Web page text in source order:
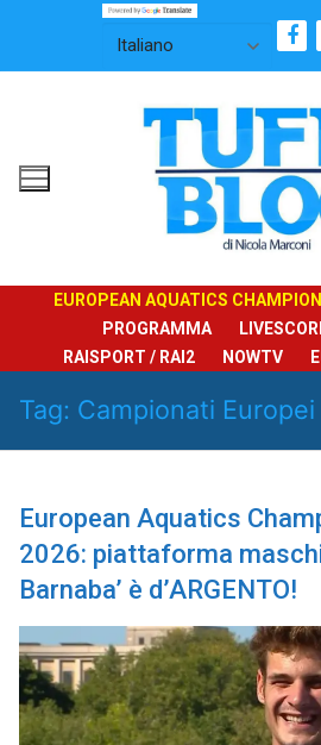
contenuto
EUROPEAN AQUATICS
PROGRAMMA
RAISPORT / RAI2
NOWTV
Tag: Campionati Europei
European Aquatics
2026: piattaforma
Barnaba’ è d’ARGENTO!